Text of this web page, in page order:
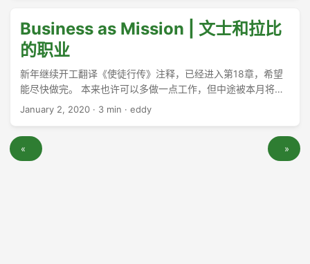
题，对于更广神学谱系下的基督徒而言，这个问题都显得越来
越重要。这无疑是应当的，因为20世纪末期，教会论或者关于
教会的教义，已经成为主要的神学关注之一。如今许多福音派
基督徒，甚至可以说其中的大多数—不仅是五旬节派和灵恩派
—会认同如下关于属灵恩赐的看法： ...
Business as Mission | 文士和拉比
的职业
新年继续开工翻译《使徒行传》注释，已经进入第18章，希望
能尽快做完。 本来也许可以多做一点工作，但中途被本月将要
发行的《属灵的洗练》一书吸引了注意力，于是写了一些评论
文章，兼评论傅士德的灵修书籍对我自己灵性影响。 ...
January 2, 2020 · 3 min · eddy
« »